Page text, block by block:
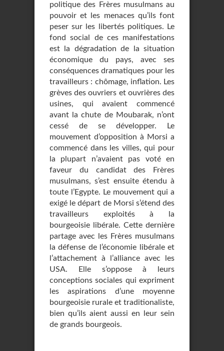
politique des Frères musulmans au
pouvoir et les menaces qu’ils font
peser sur les libertés politiques. Le
fond social de ces manifestations
est la dégradation de la situation
économique du pays, avec ses
conséquences dramatiques pour les
travailleurs : chômage, inflation. Les
grèves des ouvriers et ouvrières des
usines, qui avaient commencé
avant la chute de Moubarak, n’ont
cessé de se développer. Le
mouvement d’opposition à Morsi a
commencé dans les villes, qui pour
la plupart n’avaient pas voté en
faveur du candidat des Frères
musulmans, s’est ensuite étendu à
toute l’Egypte. Le mouvement qui a
exigé le départ de Morsi s’étend des
travailleurs exploités à la
bourgeoisie libérale. Cette dernière
partage avec les Frères musulmans
la défense de l’économie libérale et
l’attachement à l’alliance avec les
USA. Elle s’oppose à leurs
conceptions sociales qui expriment
les aspirations d’une moyenne
bourgeoisie rurale et traditionaliste,
bien qu’ils aient aussi en leur sein
de grands bourgeois.